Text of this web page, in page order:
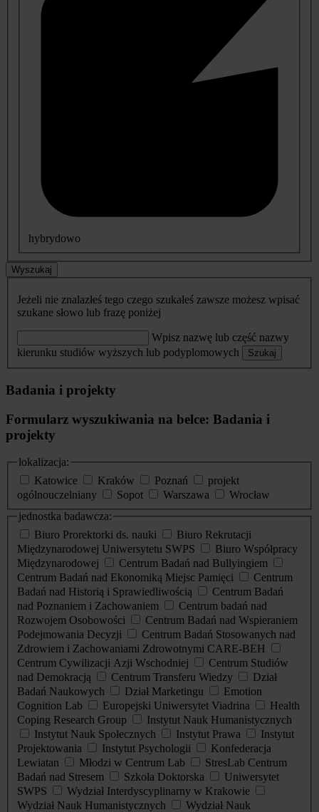
hybrydowo
Wyszukaj
Jeżeli nie znalazłeś tego czego szukałeś zawsze możesz wpisać
szukane słowo lub frazę poniżej
Wpisz nazwę lub część nazwy
kierunku studiów wyższych lub podyplomowych
Szukaj
Badania i projekty
Formularz wyszukiwania na belce: Badania i
projekty
lokalizacja:
Katowice
Kraków Poznań
projekt
ogólnouczelniany
Sopot Warszawa
Wrocław
jednostka badawcza:
Biuro Prorektorki ds. nauki
Biuro Rekrutacji
Międzynarodowej Uniwersytetu SWPS
Biuro Współpracy
Międzynarodowej
Centrum Badań nad Bullyingiem
Centrum Badań nad Ekonomiką Miejsc Pamięci
Centrum
Badań nad Historią i Sprawiedliwością
Centrum Badań
nad Poznaniem i Zachowaniem
Centrum badań nad
Rozwojem Osobowości
Centrum Badań nad Wspieraniem
Podejmowania Decyzji
Centrum Badań Stosowanych nad
Zdrowiem i Zachowaniami Zdrowotnymi CARE-BEH
Centrum Cywilizacji Azji Wschodniej
Centrum Studiów
nad Demokracją
Centrum Transferu Wiedzy
Dział
Badań Naukowych
Dział Marketingu
Emotion
Cognition Lab
Europejski Uniwersytet Viadrina
Health
Coping Research Group
Instytut Nauk Humanistycznych
Instytut Nauk Społecznych
Instytut Prawa
Instytut
Projektowania
Instytut Psychologii
Konfederacja
Lewiatan
Młodzi w Centrum Lab
StresLab Centrum
Badań nad Stresem
Szkoła Doktorska
Uniwersytet
SWPS
Wydział Interdyscyplinarny w Krakowie
Wydział Nauk Humanistycznych
Wydział Nauk